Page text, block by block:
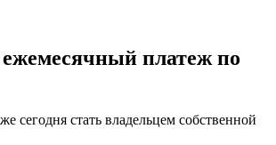
платеж по
сегодня стать владельцем собственной